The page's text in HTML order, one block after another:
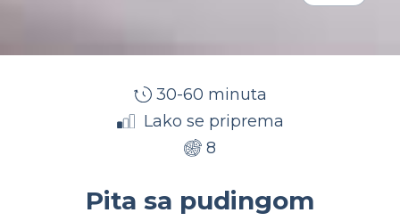
30-60 minuta
Lako se priprema
8
Pita sa pudingom